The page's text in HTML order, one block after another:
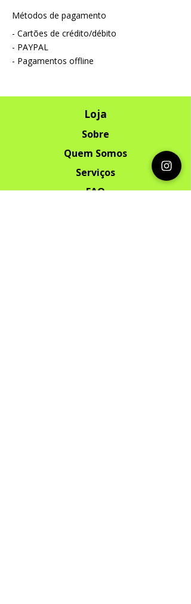
Métodos de pagamento
- Cartões de crédito/débito
- PAYPAL
- Pagamentos offline
Loja
Sobre
Quem Somos
Serviços
FAQ